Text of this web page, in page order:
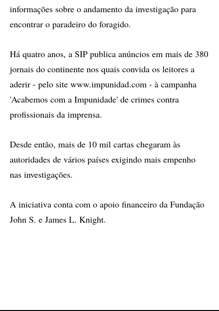
informações sobre o andamento da investigação para
encontrar o paradeiro do foragido.
Há quatro anos, a SIP publica anúncios em mais de 380
jornais do continente nos quais convida os leitores a
aderir - pelo site www.impunidad.com - à campanha
'Acabemos com a Impunidade' de crimes contra
profissionais da imprensa.
Desde então, mais de 10 mil cartas chegaram às
autoridades de vários países exigindo mais empenho
nas investigações.
A iniciativa conta com o apoio financeiro da Fundação
John S. e James L. Knight.